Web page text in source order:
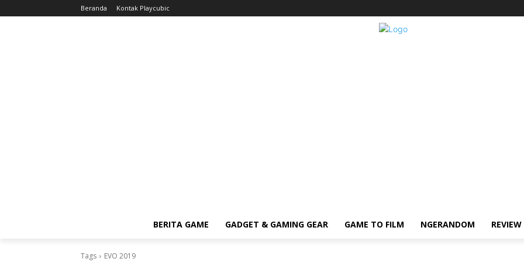
Beranda Kontak Playcubic
BERITA GAME GADGET & GAMING GEAR GAME TO FILM NGERANDOM REVIEW
Tags EVO 2019